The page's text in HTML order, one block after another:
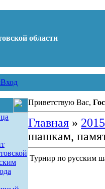
области
Вход
Приветствую Вас,
Главная» 2015
шашкам,
Турнир по русским